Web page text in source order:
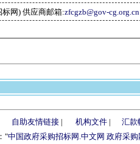
标网) 供应商邮箱:zfcgzb@gov-cg.org.cn
自助友情链接 | 机构文件 | 汇款
"中国政府采购招标网.中文网 政府采购